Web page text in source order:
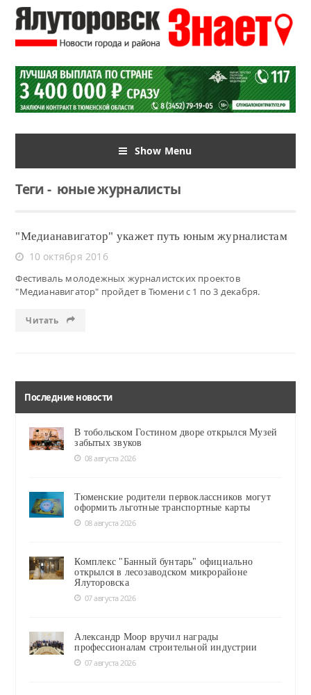
Show Menu
Теги-юные журналисты
"Медианавигатор" укажет путь юным журналистам
10 октября 2016
Фестиваль молодежных журналистских проектов
"Медианавигатор" пройдет в Тюмени с 1 по 3 декабря.
Читать
Последние новости
В тобольском Гостином дворе открылся Музей
забытых звуков
08 августа 2026
Тюменские родители первоклассников могут
оформить льготные транспортные карты
08 августа 2026
Комплекс "Банный бунтарь" официально
открылся в лесозаводском микрорайоне
Ялуторовска
07 августа 2026
Александр Моор вручил награды
профессионалам строительной индустрии
07 августа 2026